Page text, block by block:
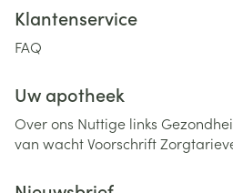
Klantenservice
FAQ
Uw apotheek
Over ons Nuttige links
van wachtVoorschrift